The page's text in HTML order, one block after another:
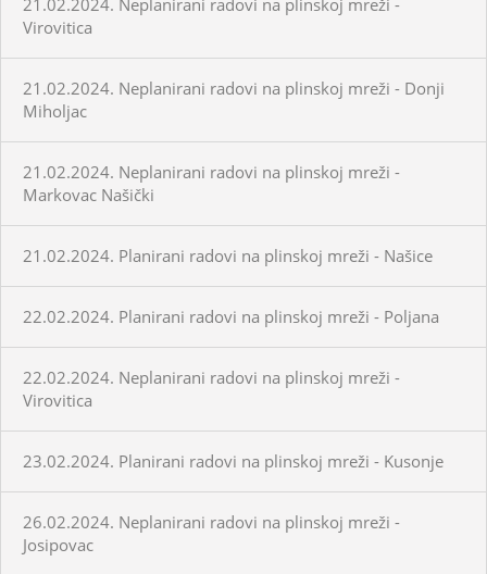
Virovitica
21.02.2024. Neplanirani radovi na plinskoj mreži - Donji
Miholjac
21.02.2024. Neplanirani radovi na plinskoj mreži -
Markovac Našički
21.02.2024. Planirani radovi na plinskoj mreži - Našice
22.02.2024. Planirani radovi na plinskoj mreži - Poljana
22.02.2024. Neplanirani radovi na plinskoj mreži -
Virovitica
23.02.2024. Planirani radovi na plinskoj mreži - Kusonje
26.02.2024. Neplanirani radovi na plinskoj mreži -
Josipovac